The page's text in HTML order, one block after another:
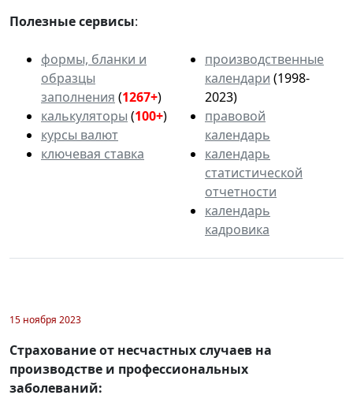
Полезные сервисы:
формы, бланки и
образцы
заполнения (1267+)
калькуляторы (100+)
курсы валют
ключевая ставка
производственные
календари (1998-
2023)
правовой
календарь
календарь
статистической
отчетности
календарь
кадровика
15 ноября 2023
Страхование от несчастных случаев на
производстве и профессиональных
заболеваний: